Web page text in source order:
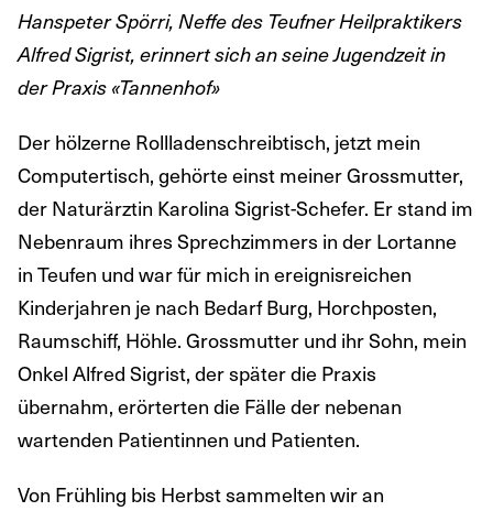
Hanspeter Spörri, Neffe des Teufner Heilpraktikers
Alfred Sigrist, erinnert sich an seine Jugendzeit in
der Praxis «Tannenhof»
Der hölzerne Rollladenschreibtisch, jetzt mein
Computertisch, gehörte einst meiner Grossmutter,
der Naturärztin Karolina Sigrist-Schefer. Er stand im
Nebenraum ihres Sprechzimmers in der Lortanne
in Teufen und war für mich in ereignisreichen
Kinderjahren je nach Bedarf Burg, Horchposten,
Raumschiff, Höhle. Grossmutter und ihr Sohn, mein
Onkel Alfred Sigrist, der später die Praxis
übernahm, erörterten die Fälle der nebenan
wartenden Patientinnen und Patienten.
Von Frühling bis Herbst sammelten wir an